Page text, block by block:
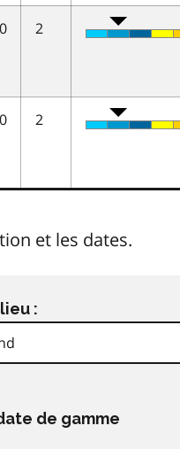
2
2
et les dates.
:
de gamme